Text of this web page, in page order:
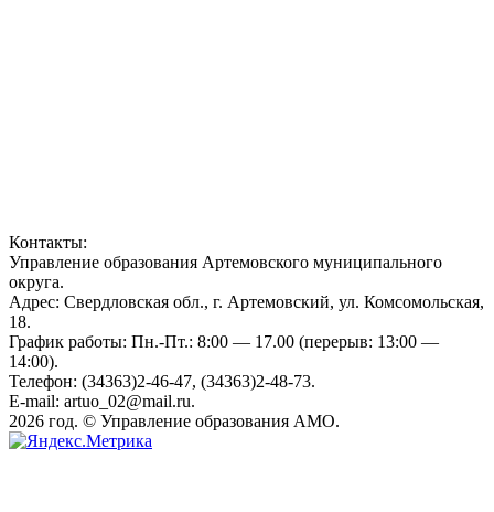
Контакты:
Управление образования Артемовского муниципального
округа.
Адрес: Свердловская обл., г. Артемовский, ул. Комсомольская,
18.
График работы: Пн.-Пт.: 8:00 — 17.00 (перерыв: 13:00 —
14:00).
Телефон: (34363)2-46-47, (34363)2-48-73.
E-mail: artuo_02@mail.ru.
2026 год. © Управление образования АМО.